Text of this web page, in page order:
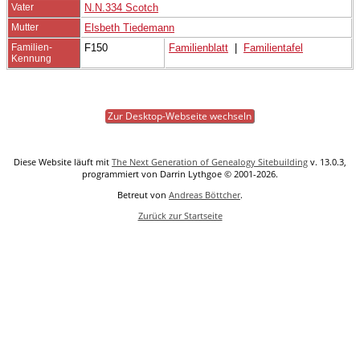
Vater N.N.334 Scotch
Mutter Elsbeth Tiedemann
Familien-
Kennung
F150 Familienblatt Familientafel
Zur Desktop-Webseite wechseln
Diese Website läuft mit The Next Generation of Genealogy Sitebuilding v. 13.0.3,
programmiert von Darrin Lythgoe © 2001-2026.
Betreut von Andreas Böttcher.
Zurück zur Startseite